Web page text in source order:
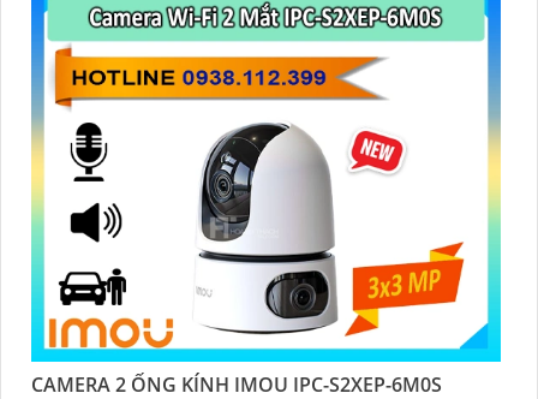
CAMERA 2 ỐNG KÍNH IMOU IPC-S2XEP-6M0S